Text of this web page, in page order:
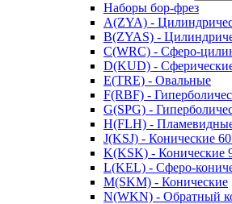
Наборы бор-фрез
A(ZYA) -
B(ZYAS) -
C(WRC) - Сферо-
D(KUD) -
E(TRE) - Овальные
F(RBF) -
G(SPG) -
H(FLH) -
J(KSJ) - Конические
K(KSK) - Конические
L(KEL) - Сферо-
M(SKM) - Конические
N(WKN) - Обратный